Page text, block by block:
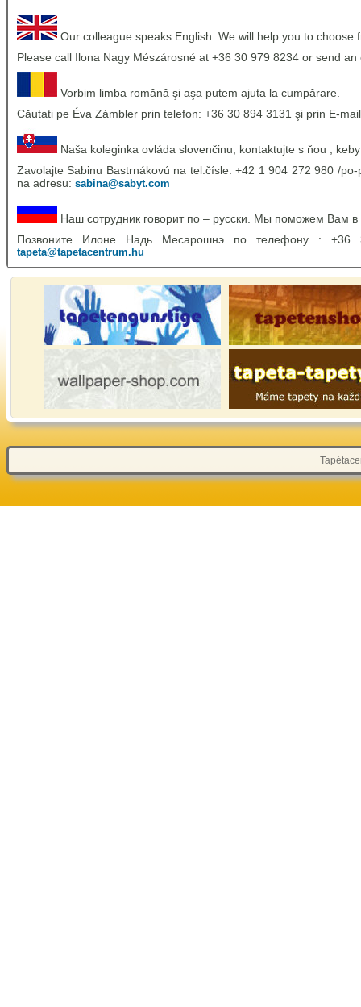
Our colleague speaks English. We will help you to choose
Please call Ilona Nagy Mészárosné at +36 30 979 8234 or send
Vorbim limba romănă şi aşa putem ajuta la cumpărare.
Căutati pe Éva Zámbler prin telefon: +36 30 894 3131 şi prin E-
Naša koleginka ovláda slovenčinu, kontaktujte s ňou ,
Zavolajte Sabinu Bastrnákovú na tel.čísle: +42 1 904 272 980 /
na adresu: sabina@sabyt.com
Наш сотрудник говорит по – русски. Мы поможем Вам
Позвоните Илоне Надь Месарошнэ по телефону :
tapeta@tapetacentrum.hu